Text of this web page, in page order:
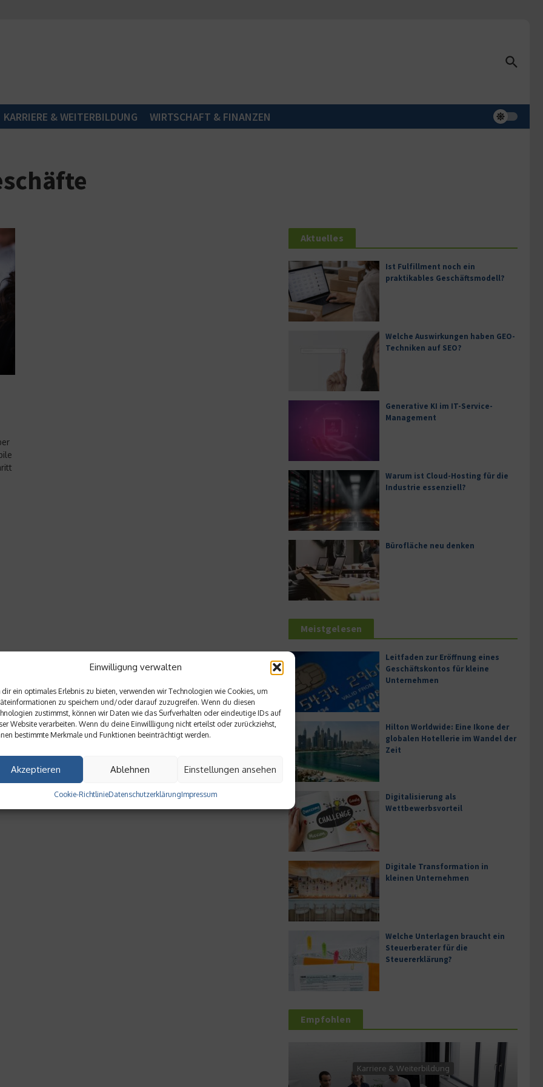
Einwilligung verwalten
dir ein optimales Erlebnis zu bieten, verwenden wir Technologien wie Cookies, um
zu speichern und/oder darauf zuzugreifen. Wenn du diesen
zustimmst, können wir Daten wie das Surfverhalten oder eindeutige IDs auf
Website verarbeiten. Wenn du deine Einwillligung nicht erteilst oder zurückziehst,
bestimmte Merkmale und Funktionen beeinträchtigt werden.
Akzeptieren Ablehnen Einstellungen ansehen
Cookie-RichtlinieDatenschutzerklärungImpressum
KARRIERE & WEITERBILDUNG WIRTSCHAFT & FINANZEN
Aktuelles
Ist Fulfillment noch ein
praktikables Geschäftsmodell?
Welche Auswirkungen haben GEO-
Techniken auf SEO?
Generative KI im IT-Service-
Management
Warum ist Cloud-Hosting für die
Industrie essenziell?
Bürofläche neu denken
Meistgelesen
Leitfaden zur Eröffnung eines
Geschäftskontos für kleine
Unternehmen
Hilton Worldwide: Eine Ikone der
globalen Hotellerie im Wandel der
Zeit
Digitalisierung als
Wettbewerbsvorteil
Digitale Transformation in
kleinen Unternehmen
Welche Unterlagen braucht ein
Steuerberater für die
Steuererklärung?
Empfohlen
Karriere & Weiterbildung